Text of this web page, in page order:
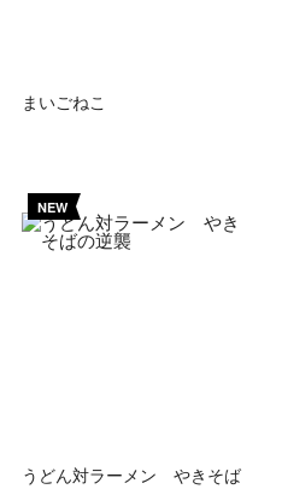
まいごねこ
NEW
うどん対ラーメン やきそば